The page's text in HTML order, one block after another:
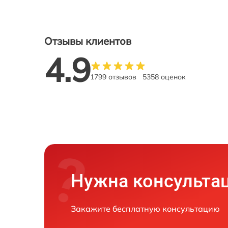
Отзывы клиентов
4.91799 отзывов 5358 оценок
Нужна
Закажите бесплатную консультацию